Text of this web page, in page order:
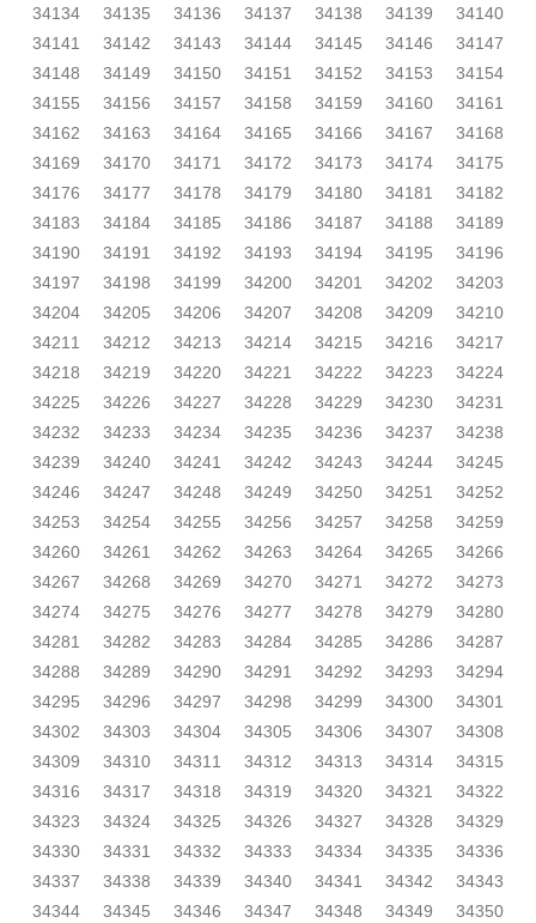
34134
34135 34136 34137 34138 34139
34140
34141
34142 34143 34144 34145 34146
34147
34148
34149 34150 34151 34152 34153
34154
34155
34156 34157 34158 34159 34160
34161
34162
34163 34164 34165 34166 34167
34168
34169
34170 34171 34172 34173 34174
34175
34176
34177 34178 34179 34180 34181
34182
34183
34184 34185 34186 34187 34188
34189
34190
34191 34192 34193 34194 34195
34196
34197
34198 34199 34200 34201 34202
34203
34204
34205 34206 34207 34208 34209
34210
34211
34212 34213 34214 34215 34216
34217
34218
34219 34220 34221 34222 34223
34224
34225
34226 34227 34228 34229 34230
34231
34232
34233 34234 34235 34236 34237
34238
34239
34240 34241 34242 34243 34244
34245
34246
34247 34248 34249 34250 34251
34252
34253
34254 34255 34256 34257 34258
34259
34260
34261 34262 34263 34264 34265
34266
34267
34268 34269 34270 34271 34272
34273
34274
34275 34276 34277 34278 34279
34280
34281
34282 34283 34284 34285 34286
34287
34288
34289 34290 34291 34292 34293
34294
34295
34296 34297 34298 34299 34300
34301
34302
34303 34304 34305 34306 34307
34308
34309
34310 34311 34312 34313 34314
34315
34316
34317 34318 34319 34320 34321
34322
34323
34324 34325 34326 34327 34328
34329
34330
34331 34332 34333 34334 34335
34336
34337
34338 34339 34340 34341 34342
34343
34344
34345 34346 34347 34348 34349
34350